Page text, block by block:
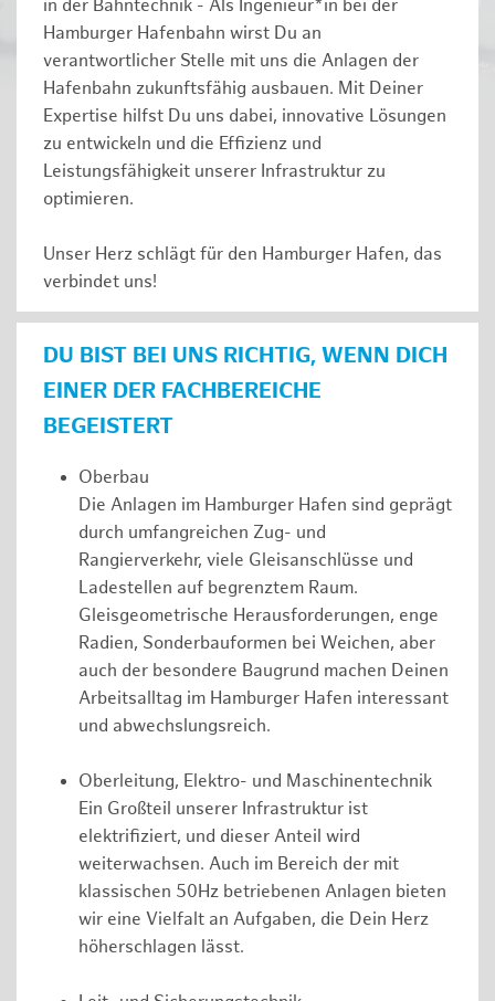
in der Bahntechnik - Als Ingenieur*in bei der
Hamburger Hafenbahn wirst Du an
verantwortlicher Stelle mit uns die Anlagen der
Hafenbahn zukunftsfähig ausbauen. Mit Deiner
Expertise hilfst Du uns dabei, innovative Lösungen
zu entwickeln und die Effizienz und
Leistungsfähigkeit unserer Infrastruktur zu
optimieren.
Unser Herz schlägt für den Hamburger Hafen, das
verbindet uns!
DU BIST BEI UNS RICHTIG, WENN DICH
EINER DER FACHBEREICHE
BEGEISTERT
Oberbau
Die Anlagen im Hamburger Hafen sind geprägt
durch umfangreichen Zug- und
Rangierverkehr, viele Gleisanschlüsse und
Ladestellen auf begrenztem Raum.
Gleisgeometrische Herausforderungen, enge
Radien, Sonderbauformen bei Weichen, aber
auch der besondere Baugrund machen Deinen
Arbeitsalltag im Hamburger Hafen interessant
und abwechslungsreich.
Oberleitung, Elektro- und Maschinentechnik
Ein Großteil unserer Infrastruktur ist
elektrifiziert, und dieser Anteil wird
weiterwachsen. Auch im Bereich der mit
klassischen 50Hz betriebenen Anlagen bieten
wir eine Vielfalt an Aufgaben, die Dein Herz
höherschlagen lässt.